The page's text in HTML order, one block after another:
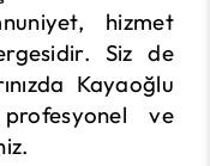
hizmet
Siz de
Kayaoğlu
ve